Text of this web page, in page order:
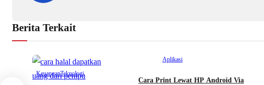
Berita Terkait
KeuanganTeknologi
Aplikasi
Cara Print Lewat HP Android Via